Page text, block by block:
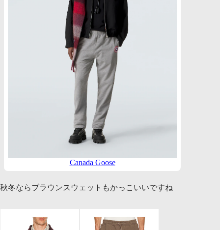
Canada Goose
秋冬ならブラウンスウェットもかっこいいですね